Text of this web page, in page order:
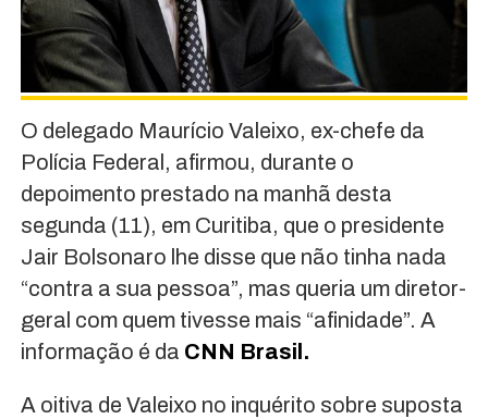
O delegado Maurício Valeixo, ex-chefe da
Polícia Federal, afirmou, durante o
depoimento prestado na manhã desta
segunda (11), em Curitiba, que o presidente
Jair Bolsonaro lhe disse que não tinha nada
“contra a sua pessoa”, mas queria um diretor-
geral com quem tivesse mais “afinidade”. A
informação é da CNN Brasil.
A oitiva de Valeixo no inquérito sobre suposta